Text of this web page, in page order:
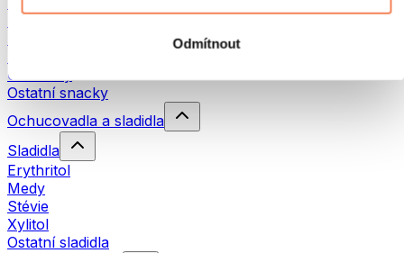
Odmítnout
Proteinové čipsy a krekry
Čokolády
Ostatní snacky
Ochucovadla a sladidla
Sladidla
Erythritol
Medy
Stévie
Xylitol
Ostatní sladidla